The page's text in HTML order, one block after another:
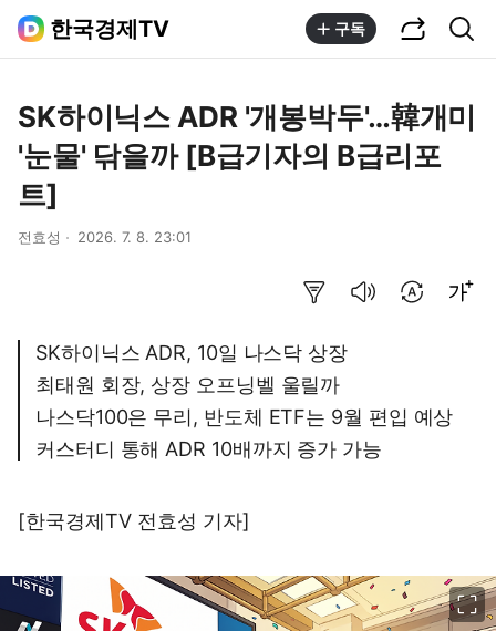
한국경제TV 구독
SK하이닉스 ADR '개봉박두'…韓개미
'눈물' 닦을까 [B급기자의 B급리포
트]
전효성 2026. 7. 8. 23:01
SK하이닉스 ADR, 10일 나스닥 상장
최태원 회장, 상장 오프닝벨 울릴까
나스닥100은 무리, 반도체 ETF는 9월 편입 예상
커스터디 통해 ADR 10배까지 증가 가능
[한국경제TV 전효성 기자]